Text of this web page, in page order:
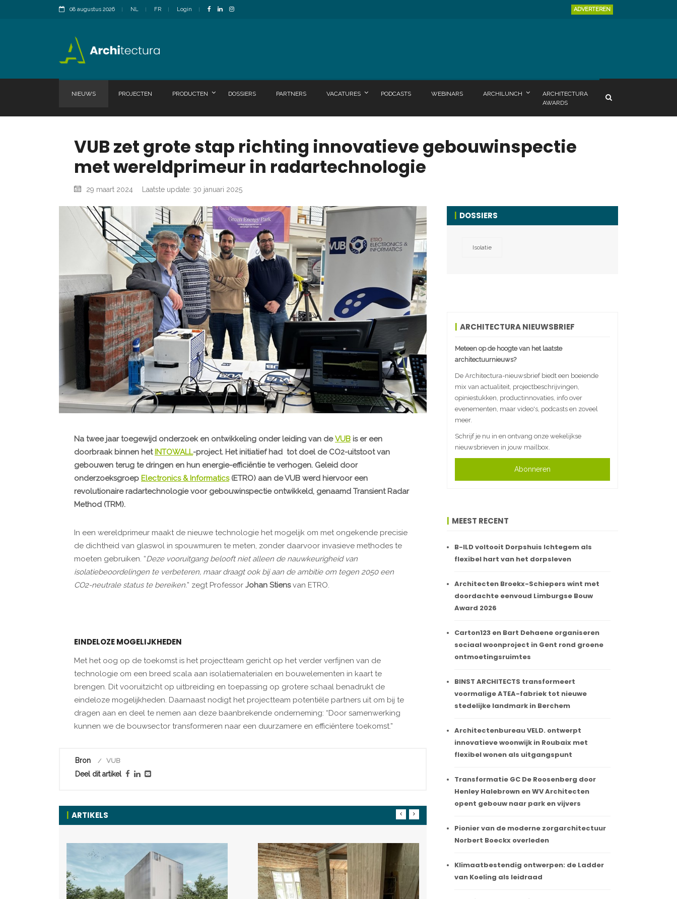
08 augustus 2026 NL FR Login ADVERTEREN
NIEUWS PROJECTEN PRODUCTEN DOSSIERS PARTNERS VACATURES PODCASTS WEBINARS ARCHILUNCH
ARCHITECTURA
AWARDS
VUB zet grote stap richting innovatieve gebouwinspectie
met wereldprimeur in radartechnologie
29 maart 2024 Laatste update: 30 januari 2025
Na twee jaar toegewijd onderzoek en ontwikkeling onder leiding van deVUB is er een
doorbraak binnen het INTOWALL-project. Het initiatief had ​ tot doel de CO2-uitstoot van
gebouwen terug te dringen en hun energie-efficiëntie te verhogen. Geleid door
onderzoeksgroep Electronics & Informatics(ETRO) aan de VUB werd hiervoor een
revolutionaire radartechnologie voor gebouwinspectie ontwikkeld, genaamd Transient Radar
Method (TRM).
In een wereldprimeur maakt de nieuwe technologie het mogelijk om met ongekende precisie
de dichtheid van glaswol in spouwmuren te meten, zonder daarvoor invasieve methodes te
moeten gebruiken. “Deze vooruitgang belooft niet alleen de nauwkeurigheid van
isolatiebeoordelingen te verbeteren, maar draagt ook bij aan de ambitie om tegen 2050 een
CO2-neutrale status te bereiken.” zegt Professor Johan Stiensvan ETRO.
EINDELOZE MOGELIJKHEDEN
Met het oog op de toekomst is het projectteam gericht op het verder verfijnen van de
technologie om een breed scala aan isolatiematerialen en bouwelementen in kaart te
brengen. Dit vooruitzicht op uitbreiding en toepassing op grotere schaal benadrukt de
eindeloze mogelijkheden. Daarnaast nodigt het projectteam potentiële partners uit om bij te
dragen aan en deel te nemen aan deze baanbrekende onderneming: “Door samenwerking
kunnen we de bouwsector transformeren naar een duurzamere en efficiëntere toekomst.”
Bron VUB
Deel dit artikel
ARTIKELS
Ingenieur-architecten VUB bestuderen
hoe je woningen kan maken van
DOSSIERS
Isolatie
ARCHITECTURA NIEUWSBRIEF
Meteen op de hoogte van het laatste
architectuurnieuws?
De Architectura-nieuwsbrief biedt een boeiende
mix van actualiteit, projectbeschrijvingen,
opiniestukken, productinnovaties, info over
evenementen, maar video's, podcasts en zoveel
meer.
Schrijf je nu in en ontvang onze wekelijkse
nieuwsbrieven in jouw mailbox.
Abonneren
MEEST RECENT
B-ILD voltooit Dorpshuis Ichtegem als
flexibel hart van het dorpsleven
Architecten Broekx-Schiepers wint met
doordachte eenvoud Limburgse Bouw
Award 2026
Carton123 en Bart Dehaene organiseren
sociaal woonproject in Gent rond groene
ontmoetingsruimtes
BINST ARCHITECTS transformeert
voormalige ATEA-fabriek tot nieuwe
stedelijke landmark in Berchem
Architectenbureau VELD. ontwerpt
innovatieve woonwijk in Roubaix met
flexibel wonen als uitgangspunt
Transformatie GC De Roosenberg door
Henley Halebrown en WV Architecten
opent gebouw naar park en vijvers
Pionier van de moderne zorgarchitectuur
Norbert Boeckx overleden
Klimaatbestendig ontwerpen: de Ladder
van Koeling als leidraad